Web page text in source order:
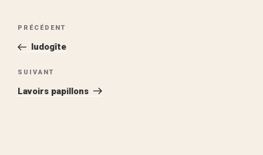
Navigation
l’article
Article
précédent
PRÉCÉDENT
ludogîte
Article
suivant
SUIVANT
Lavoirs papillons